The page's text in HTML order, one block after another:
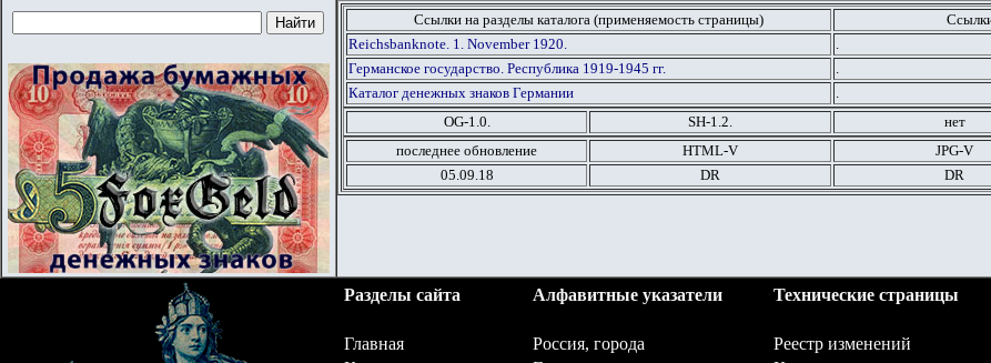
Ссылки на разделы каталога (применяемость страницы)
Reichsbanknote. 1. November 1920.
.
Германское государство. Республика 1919-1945 гг.
.
Каталог денежных знаков Германии
.
OG-1.0.
SH-1.2. нет
последнее обновление
HTML-V JPG-V
05.09.18
DR DR
Разделы сайта Алфавитные указатели Технические страницы
Главная Россия, города
Реестр изменений